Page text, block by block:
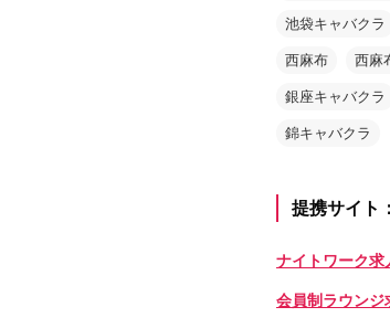
池袋キャバクラ
西麻布 西麻
銀座キャバクラ
錦キャバクラ
提携サイト
ナイトワーク求
会員制ラウンジ